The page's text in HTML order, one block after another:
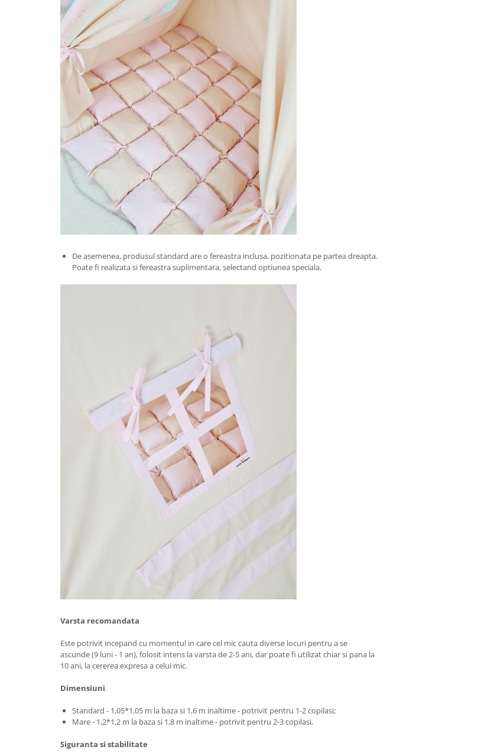
De asemenea, produsul standard are o fereastra inclusa, pozitionata pe partea dreapta.
Poate fi realizata si fereastra suplimentara, selectand optiunea speciala.
Varsta recomandata
Este potrivit incepand cu momentul in care cel mic cauta diverse locuri pentru a se
ascunde (9 luni - 1 an), folosit intens la varsta de 2-5 ani, dar poate fi utilizat chiar si pana la
10 ani, la cererea expresa a celui mic.
Dimensiuni
Standard - 1,05*1,05 m la baza si 1,6 m inaltime - potrivit pentru 1-2 copilasi;
Mare - 1,2*1,2 m la baza si 1,8 m inaltime - potrivit pentru 2-3 copilasi.
Siguranta si stabilitate